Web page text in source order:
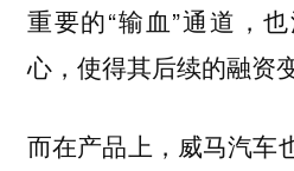
重要的“输血”通道，
心，使得其后续的融资
而在产品上，威马汽车